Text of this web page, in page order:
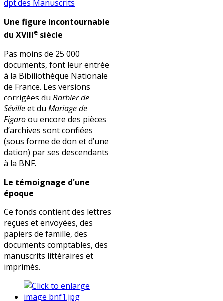
Une figure incontournable
du XVIIIe siècle
Pas moins de 25 000
documents, font leur entrée
à la Bibiliothèque Nationale
de France. Les versions
corrigées du Barbier de
Sévilleet du Mariage de
Figaroou encore des pièces
d’archives sont confiées
(sous forme de don et d’une
dation) par ses descendants
à la BNF.
Le témoignage d'une
époque
Ce fonds contient des lettres
reçues et envoyées, des
papiers de famille, des
documents comptables, des
manuscrits littéraires et
imprimés.